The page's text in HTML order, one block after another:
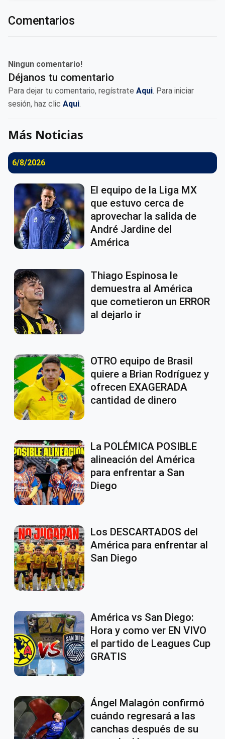
Comentarios
Ningun comentario!
Déjanos tu comentario
Para dejar tu comentario, regístrate Aqui. Para iniciar
sesión, haz clic Aqui.
Más Noticias
6/8/2026
El equipo de la Liga MX
que estuvo cerca de
aprovechar la salida de
André Jardine del
América
Thiago Espinosa le
demuestra al América
que cometieron un ERROR
al dejarlo ir
OTRO equipo de Brasil
quiere a Brian Rodríguez y
ofrecen EXAGERADA
cantidad de dinero
La POLÉMICA POSIBLE
alineación del América
para enfrentar a San
Diego
Los DESCARTADOS del
América para enfrentar al
San Diego
América vs San Diego:
Hora y como ver EN VIVO
el partido de Leagues Cup
GRATIS
Ángel Malagón confirmó
cuándo regresará a las
canchas después de su